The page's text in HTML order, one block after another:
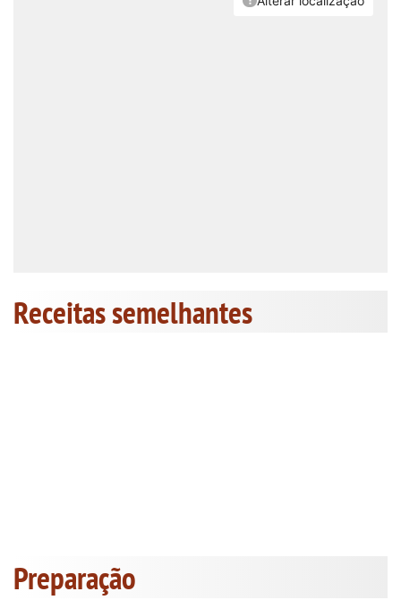
Receitas semelhantes
Preparação